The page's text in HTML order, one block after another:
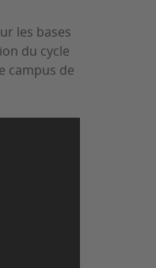
les bases
du cycle
campus de